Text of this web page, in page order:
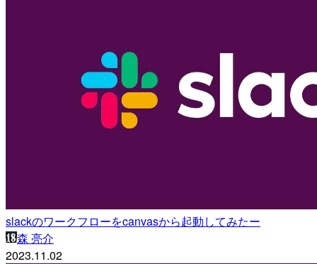
slackのワークフローをcanvasから起動してみたー
森 亮介
2023.11.02